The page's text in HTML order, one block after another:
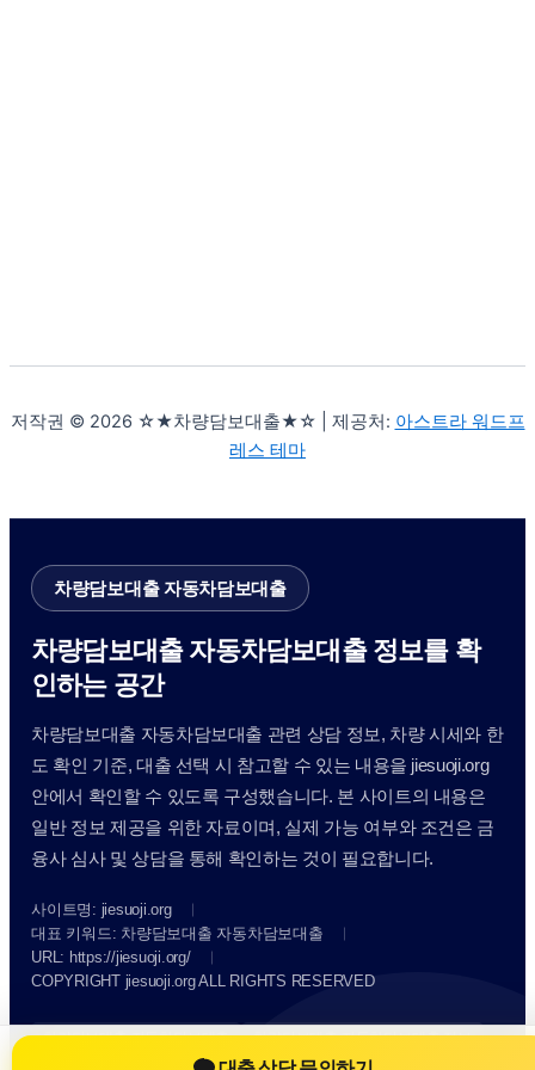
저작권 © 2026 ☆★차량담보대출★☆ | 제공처: 아스트라 워드프
레스 테마
차량담보대출 자동차담보대출
차량담보대출 자동차담보대출 정보를 확
인하는 공간
차량담보대출 자동차담보대출 관련 상담 정보, 차량 시세와 한
도 확인 기준, 대출 선택 시 참고할 수 있는 내용을 jiesuoji.org
안에서 확인할 수 있도록 구성했습니다. 본 사이트의 내용은
일반 정보 제공을 위한 자료이며, 실제 가능 여부와 조건은 금
융사 심사 및 상담을 통해 확인하는 것이 필요합니다.
사이트명: jiesuoji.org
대표 키워드: 차량담보대출 자동차담보대출
URL: https://jiesuoji.org/
COPYRIGHT jiesuoji.org ALL RIGHTS RESERVED
차량담보대출 자동차담보대출
차량담보대출 자동차담보대출 정보